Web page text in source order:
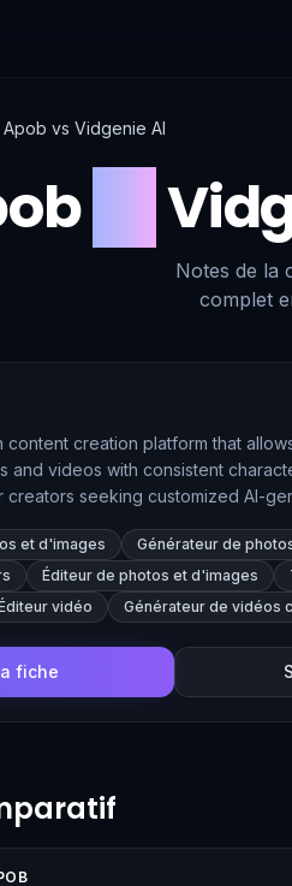
Apob vs Vidgenie AI
Notes de la
complet
content creation platform that
and videos with consistent
creators seeking customized AI-
et d'images
Générateur de
Éditeur de photos et d'images
vidéo Générateur de vidéos
fiche